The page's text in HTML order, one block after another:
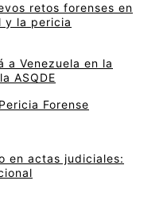
retos forenses en
y la pericia
a Venezuela en la
ASQDE
Forense
en actas judiciales: